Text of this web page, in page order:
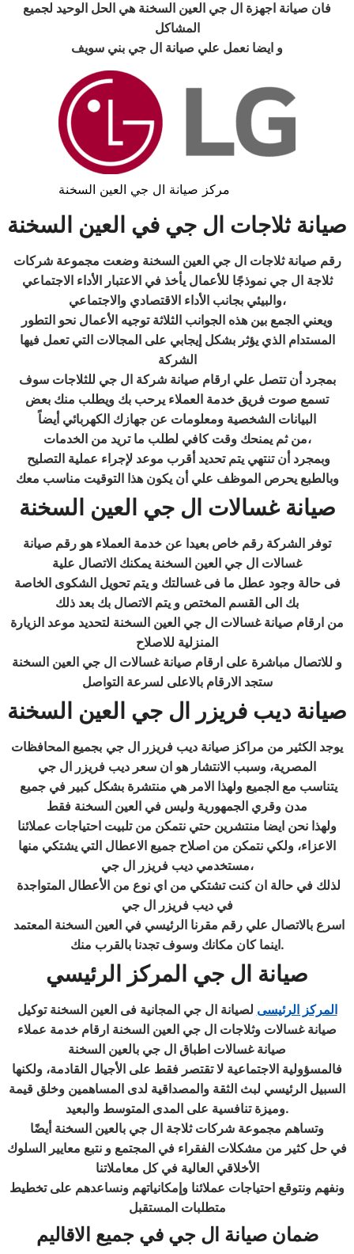
فان صيانة اجهزة ال جي العين السخنة هي الحل الوحيد لجميع
المشاكل
و ايضا نعمل علي صيانة ال جي بني سويف
مركز صيانة ال جي العين السخنة
صيانة ثلاجات ال جي في العين السخنة
رقم صيانة ثلاجات ال جي العين السخنة وضعت مجموعة شركات
ثلاجة ال جي نموذجًا للأعمال يأخذ في الاعتبار الأداء الاجتماعي
والبيئي بجانب الأداء الاقتصادي والاجتماعي،
ويعني الجمع بين هذه الجوانب الثلاثة توجيه الأعمال نحو التطور
المستدام الذي يؤثر بشكل إيجابي على المجالات التي تعمل فيها
الشركة
بمجرد أن تتصل علي ارقام صيانة شركة ال جي للثلاجات سوف
تسمع صوت فريق خدمة العملاء يرحب بك ويطلب منك بعض
البيانات الشخصية ومعلومات عن جهازك الكهربائي أيضاً
من ثم يمنحك وقت كافي لطلب ما تريد من الخدمات،
وبالطبع يحرص الموظف علي أن يكون هذا التوقيت مناسب معك
صيانة غسالات ال جي العين السخنة
توفر الشركة رقم خاص بعيدا عن خدمة العملاء هو رقم صيانة
غسالات ال جي العين السخنة يمكنك الاتصال علية
فى حالة وجود عطل ما فى غسالتك و يتم تحويل الشكوى الخاصة
بك الى القسم المختص و يتم الاتصال بك بعد ذلك
من ارقام صيانة غسالات ال جي العين السخنة لتحديد موعد الزيارة
المنزلية للاصلاح
و للاتصال مباشرة على ارقام صيانة غسالات ال جي العين السخنة
ستجد الارقام بالاعلى لسرعة التواصل
صيانة ديب فريزر ال جي العين السخنة
يوجد الكثير من مراكز صيانة ديب فريزر ال جي بجميع المحافظات
المصرية، وسبب الانتشار هو ان سعر ديب فريزر ال جي
مدن وقري الجمهورية وليس في العين السخنة فقط
ولهذا نحن ايضا منتشرين حتي نتمكن من تلبيت احتياجات عملائنا
الاعزاء، ولكي نتمكن من اصلاح جميع الاعطال التي يشتكي منها
مستخدمي ديب فريزر ال جي،
في ديب فريزر ال جي
اينما كان مكانك وسوف تجدنا بالقرب منك.
صيانة ال جي المركز الرئيسي
المركز الرئيسى لصيانة ال جي المجانية فى العين السخنة توكيل
صيانة غسالات وثلاجات ال جي العين السخنة ارقام خدمة عملاء
صيانة غسالات اطباق ال جي بالعين السخنة
فالمسؤولية الاجتماعية لا تقتصر فقط على الأجيال القادمة، ولكنها
السبيل الرئيسي لبث الثقة والمصداقية لدى المساهمين وخلق قيمة
وميزة تنافسية على المدى المتوسط والبعيد.
وتساهم مجموعة شركات ثلاجة ال جي بالعين السخنة أيضًا
في حل كثير من مشكلات الفقراء في المجتمع و نتبع معايير السلوك
الأخلاقي العالية في كل معاملاتنا
ونفهم ونتوقع احتياجات عملائنا وإمكانياتهم ونساعدهم على تخطيط
متطلبات المستقبل
ضمان صيانة ال جي في جميع الاقاليم